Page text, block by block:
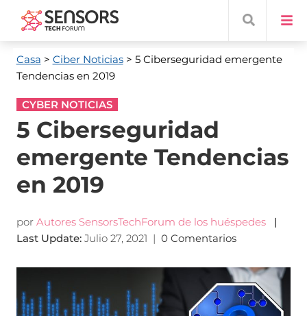
Casa > Ciber Noticias> 5 Ciberseguridad emergente
Tendencias en 2019
CYBER NOTICIAS
5 Ciberseguridad
emergente Tendencias
en 2019
por Autores SensorsTechForum de los huéspedes
|
Last Update: Julio 27, 2021 | 0 Comentarios